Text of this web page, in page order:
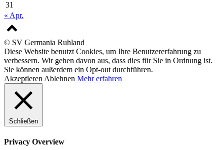
31
« Apr.
© SV Germania Ruhland
Diese Website benutzt Cookies, um Ihre Benutzererfahrung zu
verbessern. Wir gehen davon aus, dass dies für Sie in Ordnung ist.
Sie können außerdem ein Opt-out durchführen.
Akzeptieren Ablehnen Mehr erfahren
Schließen
Privacy Overview